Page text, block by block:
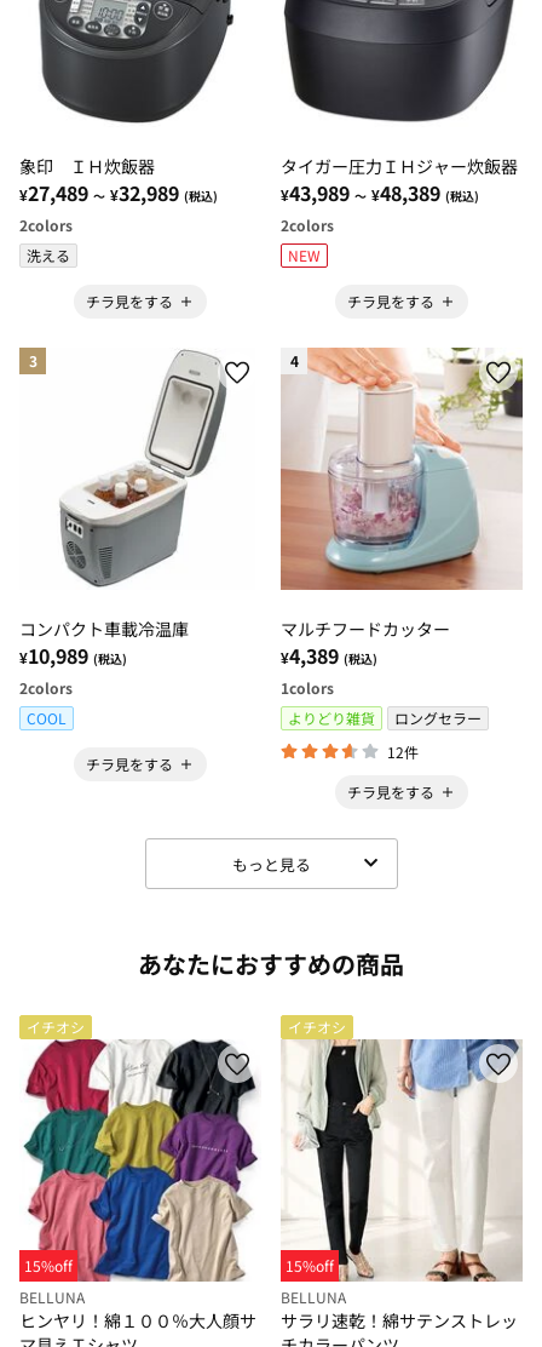
象印 ＩＨ炊飯器
¥27,489 ～ ¥32,989 (税込)
2colors
洗える
チラ見をする
タイガー圧力ＩＨジャー炊飯器
¥43,989 ～ ¥48,389 (税込)
2colors
NEW
チラ見をする
3
コンパクト車載冷温庫
¥10,989 (税込)
2colors
COOL
チラ見をする
4
マルチフードカッター
¥4,389 (税込)
1colors
よりどり雑貨
ロングセラー
12件
チラ見をする
もっと見る
あなたにおすすめの商品
イチオシ
15%off
BELLUNA
ヒンヤリ！綿１００％大人顔サ
イチオシ
15%off
BELLUNA
サラリ速乾！綿サテンストレッ